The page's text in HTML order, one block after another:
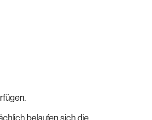
belaufen sich die